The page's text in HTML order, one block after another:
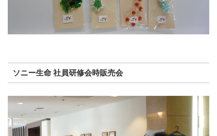
ソニー生命 社員研修会時販売会